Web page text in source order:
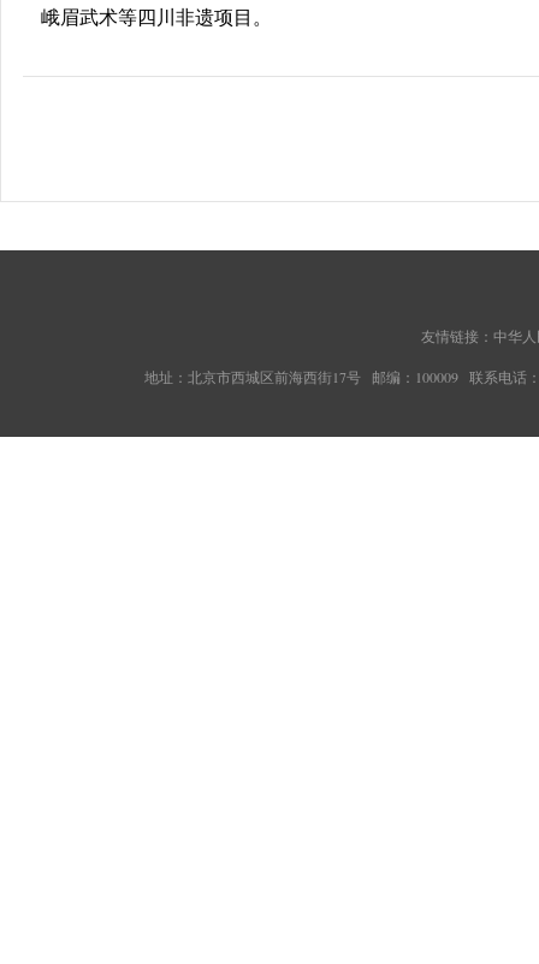
峨眉武术等四川非遗项目。
友情链接： 中华
地址：北京市西城区前海西街17号 邮编：100009 联系电话